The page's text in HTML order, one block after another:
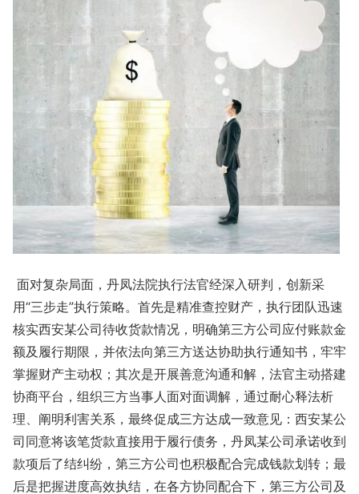
面对复杂局面，丹凤法院执行法官经深入研判，创新采
用“三步走”执行策略。首先是精准查控财产，执行团队迅速
核实西安某公司待收货款情况，明确第三方公司应付账款金
额及履行期限，并依法向第三方送达协助执行通知书，牢牢
掌握财产主动权；其次是开展善意沟通和解，法官主动搭建
协商平台，组织三方当事人面对面调解，通过耐心释法析
理、阐明利害关系，最终促成三方达成一致意见：西安某公
司同意将该笔货款直接用于履行债务，丹凤某公司承诺收到
款项后了结纠纷，第三方公司也积极配合完成钱款划转；最
后是把握进度高效执结，在各方协同配合下，第三方公司及